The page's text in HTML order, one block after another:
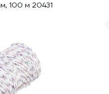
100 м 20431